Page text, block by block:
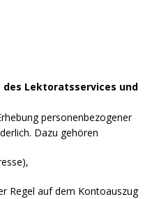
Lektoratsservices und
personenbezogener
Dazu gehören
Regel auf dem Kontoauszug